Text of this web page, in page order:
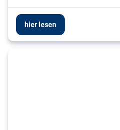
hier lesen